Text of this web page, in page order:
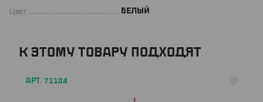
Цвет БЕЛЫЙ
К ЭТОМУ ТОВАРУ ПОДХОДЯТ
АРТ. 71104